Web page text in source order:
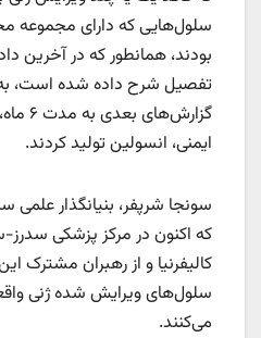
سلول‌هایی که دارای مجموعه
بودند، همانطور که در آخرین
ایمنی، انسولین تولید کردند.
سونجا شرپفر، بنیانگذار علمی
که اکنون در مرکز پزشکی
کالیفرنیا و از رهبران مشترک
سلول‌های ویرایش شده ژنی
می‌کنند.